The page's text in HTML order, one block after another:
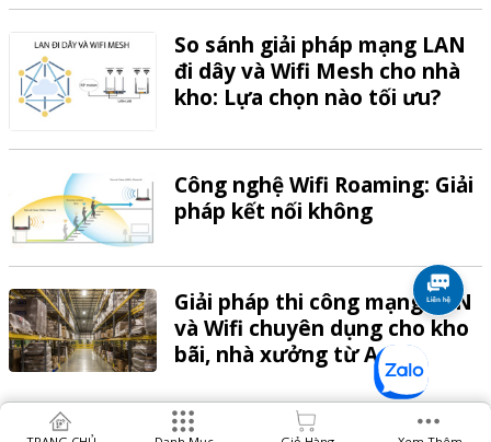
So sánh giải pháp mạng LAN
đi dây và Wifi Mesh cho nhà
kho: Lựa chọn nào tối ưu?
Công nghệ Wifi Roaming: Giải
pháp kết nối không
Giải pháp thi công mạng LAN
và Wifi chuyên dụng cho kho
bãi, nhà xưởng từ A-Z